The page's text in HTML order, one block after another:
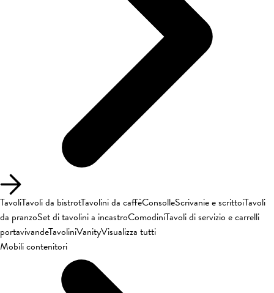
TavoliTavoli da bistrotTavolini da caffèConsolleScrivanie e scrittoiTavoli
da pranzoSet di tavolini a incastroComodiniTavoli di servizio e carrelli
portavivandeTavoliniVanityVisualizza tutti
Mobili contenitori